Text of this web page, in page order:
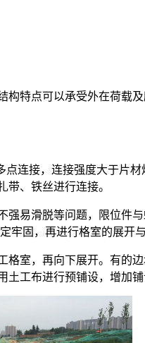
特点可以承受外在荷载
连接，连接强度大于片
、铁丝进行连接。
易滑脱等问题，限位件
牢固，再进行格室的展开与
室，再向下展开。有的
工布进行预铺设，增加铺